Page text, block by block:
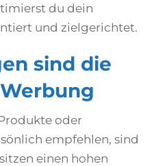
du dein
und zielgerichtet.
sind die
oder
empfehlen, sind
einen hohen